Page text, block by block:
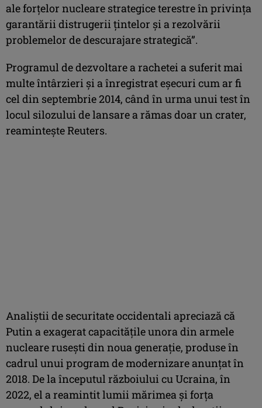
ale forţelor nucleare strategice terestre în privinţa
garantării distrugerii ţintelor şi a rezolvării
problemelor de descurajare strategică”.
Programul de dezvoltare a rachetei a suferit mai
multe întârzieri şi a înregistrat eşecuri cum ar fi
cel din septembrie 2014, când în urma unui test în
locul silozului de lansare a rămas doar un crater,
reaminteşte Reuters.
Analiştii de securitate occidentali apreciază că
Putin a exagerat capacităţile unora din armele
nucleare ruseşti din noua generaţie, produse în
cadrul unui program de modernizare anunţat în
2018. De la începutul războiului cu Ucraina, în
2022, el a reamintit lumii mărimea şi forţa